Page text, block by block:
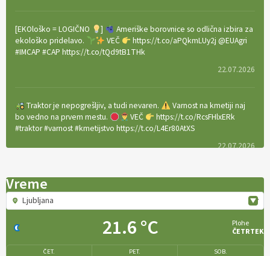
[EKOloško = LOGIČNO ]
Ameriške borovnice so odlična izbira za
ekološko pridelavo.
VEČ
https://t.co/aPQkmLUy2j @EUAgri
#IMCAP #CAP https://t.co/tQd9tB1THk
22.07.2026
Traktor je nepogrešljiv, a tudi nevaren.
Varnost na kmetiji naj
bo vedno na prvem mestu.
VEČ
https://t.co/RcsFHlxERk
#traktor #varnost #kmetijstvo https://t.co/L4Er80AtXS
22.07.2026
[EKOloško = LOGIČNO
kmetijstvo
in predvsem reja travojedih živali
. VEČ
https://t.co/YvDmY3UNng @EUAgri #IMCAP #CAP
21.07.2026
Vreme
Ljubljana
21.6 °C
Plohe
ČETRTEK
ČET. PET. SOB.